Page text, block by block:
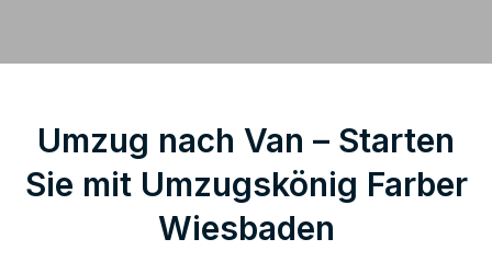
Umzug nach Van – Starten
Sie mit Umzugskönig Farber
Wiesbaden